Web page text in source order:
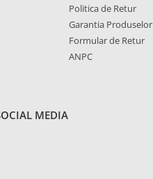
Politica de Retur
Garantia Produselor
Formular de Retur
ANPC
MEDIA